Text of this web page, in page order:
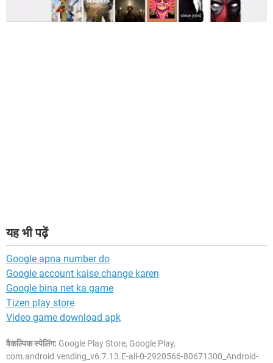
यह भी पढ़ें
Google apna number do
Google account kaise change karen
Google bina net ka game
Tizen play store
Video game download apk
वैकल्पिक स्पेलिंग: Google Play Store, Google Play,
com.android.vending_v6.7.13.E-all-0-2920566-80671300_Android-